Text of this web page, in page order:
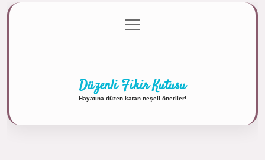
Gizlilik Politikası
menüyü
aç
Düzenli Fikir Kutusu
Hayatına düzen katan neşeli öneriler!